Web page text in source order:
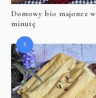
Domowy bio majonez w
minutę